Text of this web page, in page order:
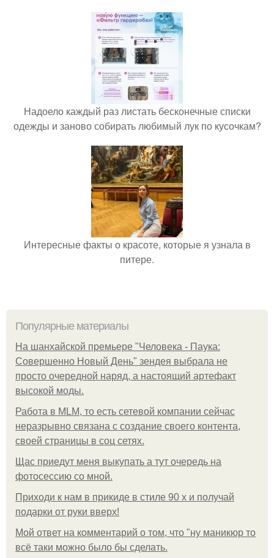
Надоело каждый раз листать бесконечные списки
одежды и заново собирать любимый лук по кусочкам?
Интересные факты о красоте, которые я узнала в
питере.
Популярные материалы
На шанхайской премьере "Человека - Паука:
Совершенно Новый День" зендея выбрала не
просто очередной наряд, а настоящий артефакт
высокой моды.
Работа в MLM, то есть сетевой компании сейчас
неразрывно связана с создание своего контента,
своей страницы в соц сетях.
Щас приедут меня выкупать а тут очередь на
фотосессию со мной.
Приходи к нам в прикиде в стиле 90 х и получай
подарки от руки вверх!
Мой ответ на комментарий о том, что "ну маникюр то
всё таки можно было бы сделать.